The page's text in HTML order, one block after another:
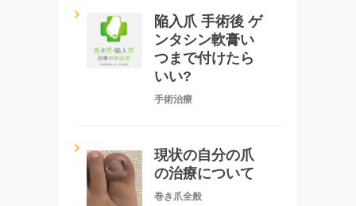
陥入爪 手術後 ゲ
ンタシン軟膏い
つまで付けたら
いい?
手術治療
現状の自分の爪
の治療について
巻き爪全般